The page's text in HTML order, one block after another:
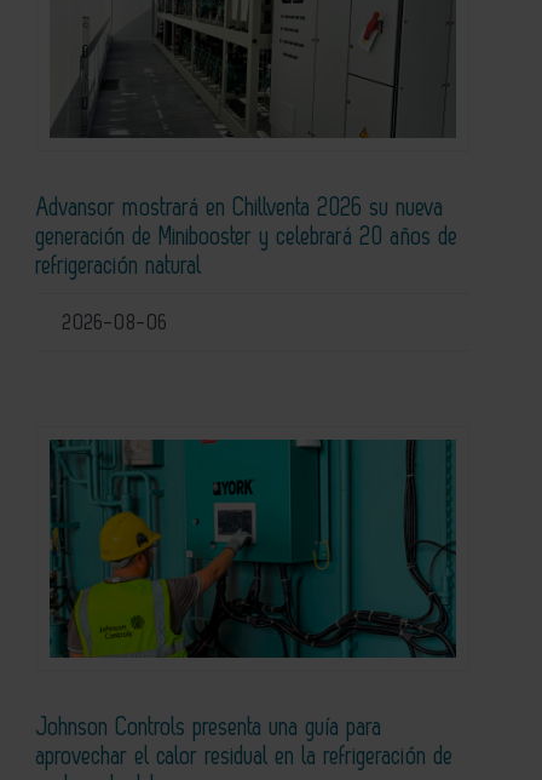
Advansor mostrará en Chillventa 2026 su nueva
generación de Minibooster y celebrará 20 años de
refrigeración natural
2026-08-06
Johnson Controls presenta una guía para
aprovechar el calor residual en la refrigeración de